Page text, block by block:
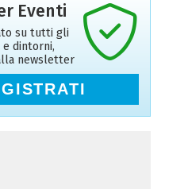
Eventi
su tutti gli
e dintorni,
newsletter